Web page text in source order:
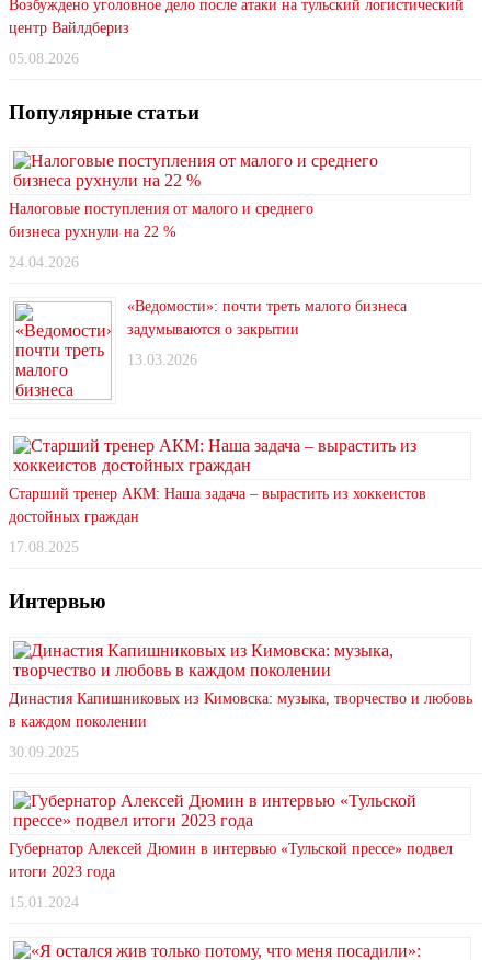
Возбуждено уголовное дело после атаки на тульский логистический
центр Вайлдбериз
05.08.2026
Популярные статьи
Налоговые поступления от малого и среднего
бизнеса рухнули на 22 %
24.04.2026
«Ведомости»: почти треть малого бизнеса
задумываются о закрытии
13.03.2026
Старший тренер АКМ: Наша задача – вырастить из хоккеистов
достойных граждан
17.08.2025
Интервью
Династия Капишниковых из Кимовска: музыка, творчество и любовь
в каждом поколении
30.09.2025
Губернатор Алексей Дюмин в интервью «Тульской прессе» подвел
итоги 2023 года
15.01.2024